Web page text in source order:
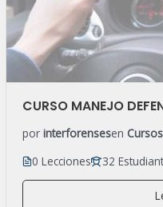
CURSO MANEJO
por interforensesen Cursos
0 Lecciones
32